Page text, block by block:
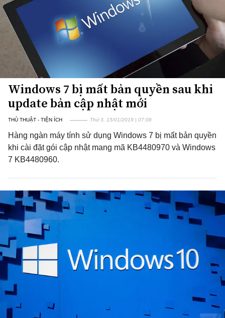
Windows 7 bị mất bản quyền sau khi
update bản cập nhật mới
THỦ THUẬT - TIỆN ÍCH Thứ 3, 15/01/2019 | 07:08
Hàng ngàn máy tính sử dụng Windows 7 bị mất bản quyền
khi cài đặt gói cập nhật mang mã KB4480970 và Windows
7 KB4480960.